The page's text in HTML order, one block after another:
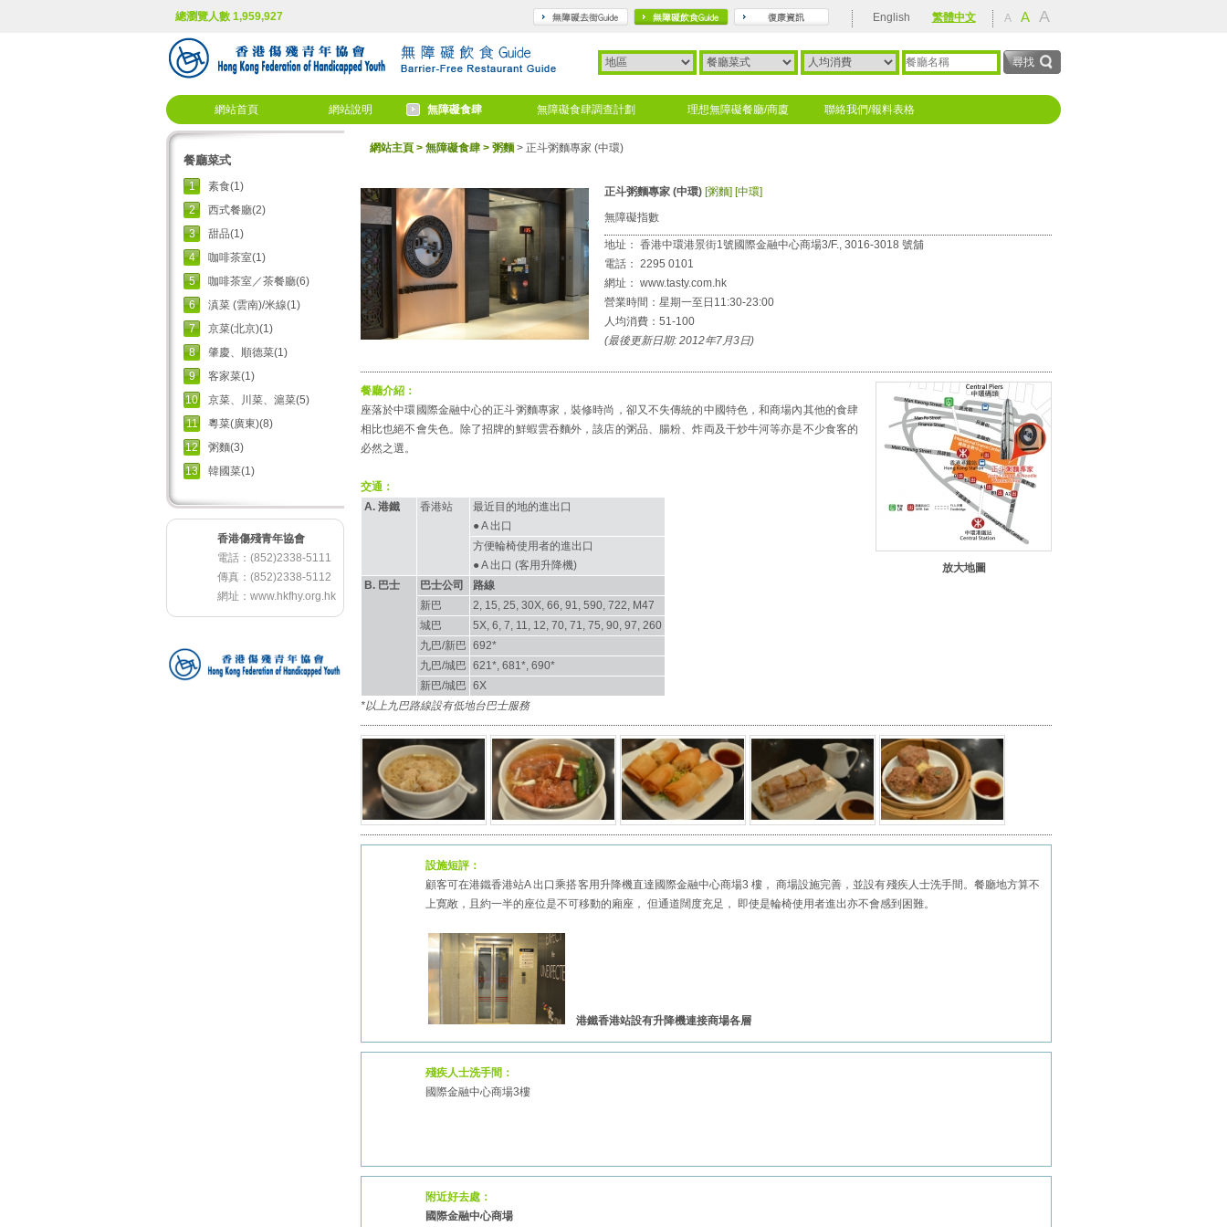
總瀏覽人數 1,959,927 travel gourmet rehabilitationEnglish 繁體中文 A A A
網站首頁 網站說明 無障礙食肆 無障礙食肆調查計劃 理想無障礙餐廳/商廈 聯絡我們/報料表格
餐廳菜式
1
素食(1)
2
西式餐廳(2)
3
甜品(1)
4
咖啡茶室(1)
5
咖啡茶室／茶餐廳(6)
6
滇菜 (雲南)/米線(1)
7
京菜(北京)(1)
8
肇慶、順德菜(1)
9
客家菜(1)
10
京菜、川菜、滬菜(5)
11
粵菜(廣東)(8)
12
粥麵(3)
13
韓國菜(1)
香港傷殘青年協會
電話：(852)2338-5111
傳真：(852)2338-5112
網址： www.hkfhy.org.hk
網站主頁 > 無障礙食肆 > 粥麵 > 正斗粥麵專家 (中環)
正斗粥麵專家 (中環) [粥麵] [中環]
無障礙指數
地址： 香港中環港景街1號國際金融中心商場3/F., 3016-3018 號舖
電話： 2295 0101
網址： www.tasty.com.hk
營業時間：星期一至日11:30-23:00
人均消費：51-100
(最後更新日期: 2012年7月3日)
放大地圖
餐廳介紹：
座落於中環國際金融中心的正斗粥麵專家，裝修時尚，卻又不失傳統的中國特色，和商場內其他的食肆
相比也絕不會失色。除了招牌的鮮蝦雲吞麵外，該店的粥品、腸粉、炸両及干炒牛河等亦是不少食客的
必然之選。
交通：
A. 港鐵
香港站
最近目的地的進出口
● A 出口
方便輪椅使用者的進出口
● A 出口 (客用升降機)
B. 巴士
巴士公司
路線
新巴
2, 15, 25, 30X, 66, 91, 590, 722, M47
城巴
5X, 6, 7, 11, 12, 70, 71, 75, 90, 97, 260
九巴/新巴 692*
九巴/城巴 621*, 681*, 690*
新巴/城巴 6X
*以上九巴路線設有低地台巴士服務
設施短評：
顧客可在港鐵香港站A 出口乘搭客用升降機直達國際金融中心商場3 樓， 商場設施完善，並設有殘疾人士洗手間。餐廳地方算不
上寛敞，且約一半的座位是不可移動的廂座， 但通道闊度充足， 即使是輪椅使用者進出亦不會感到困難。
港鐵香港站設有升降機連接商場各層
殘疾人士洗手間：
國際金融中心商場3樓
附近好去處：
國際金融中心商場